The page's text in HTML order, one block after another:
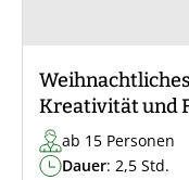
Kreativität und
ab 15 Personen
Dauer: 2,5 Std.